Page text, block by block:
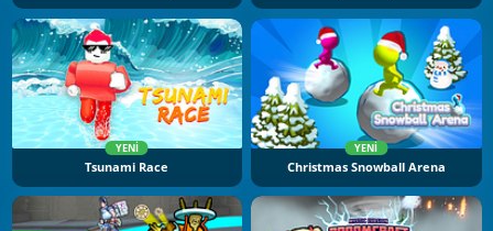
YENI
Tsunami Race
YENI
Christmas Snowball Arena